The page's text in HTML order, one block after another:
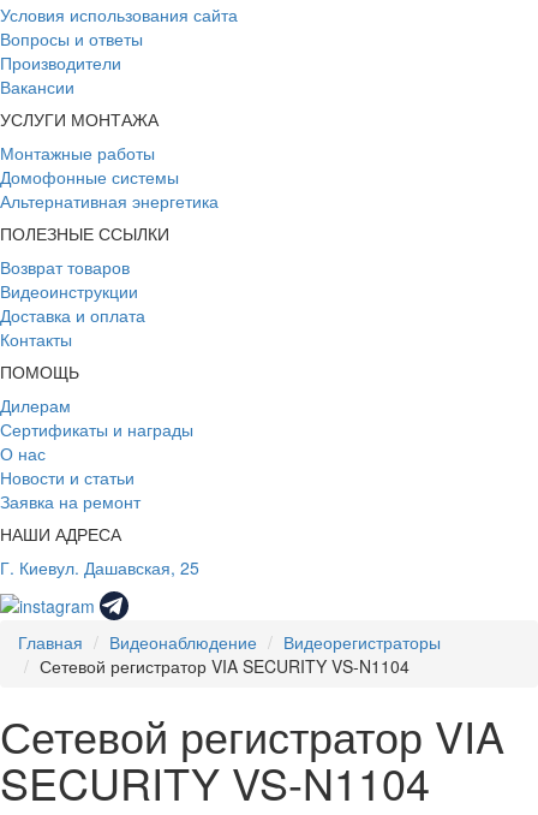
Условия использования сайта
Вопросы и ответы
Производители
Вакансии
УСЛУГИ МОНТАЖА
Монтажные работы
Домофонные системы
Альтернативная энергетика
ПОЛЕЗНЫЕ ССЫЛКИ
Возврат товаров
Видеоинструкции
Доставка и оплата
Контакты
ПОМОЩЬ
Дилерам
Сертификаты и награды
О нас
Новости и статьи
Заявка на ремонт
НАШИ АДРЕСА
Г. Киевул. Дашавская, 25
Главная Видеонаблюдение
Видеорегистраторы
Сетевой регистратор VIA SECURITY VS-N1104
Сетевой регистратор VIA
SECURITY VS-N1104